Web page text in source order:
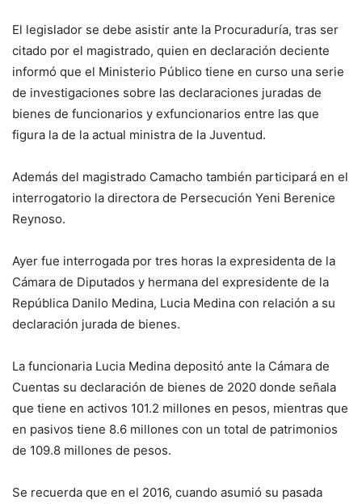
El legislador se debe asistir ante la Procuraduría, tras ser
citado por el magistrado, quien en declaración deciente
informó que el Ministerio Público tiene en curso una serie
de investigaciones sobre las declaraciones juradas de
bienes de funcionarios y exfuncionarios entre las que
figura la de la actual ministra de la Juventud.
Además del magistrado Camacho también participará en el
interrogatorio la directora de Persecución Yeni Berenice
Reynoso.
Ayer fue interrogada por tres horas la expresidenta de la
Cámara de Diputados y hermana del expresidente de la
República Danilo Medina, Lucia Medina con relación a su
declaración jurada de bienes.
La funcionaria Lucia Medina depositó ante la Cámara de
Cuentas su declaración de bienes de 2020 donde señala
que tiene en activos 101.2 millones en pesos, mientras que
en pasivos tiene 8.6 millones con un total de patrimonios
de 109.8 millones de pesos.
Se recuerda que en el 2016, cuando asumió su pasada